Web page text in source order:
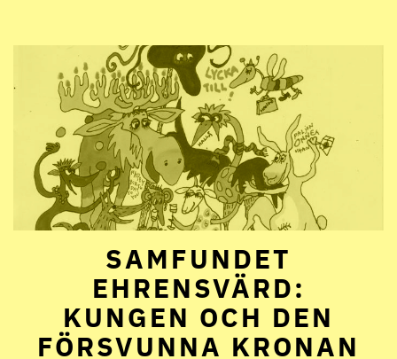
SAMFUNDET
EHRENSVÄRD:
KUNGEN OCH DEN
FÖRSVUNNA KRONAN